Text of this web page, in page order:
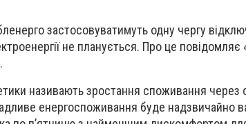
застосовуватимуть одну чергу
не планується. Про це повідомляє
називають зростання споживання через
енергоспоживання буде надзвичайно